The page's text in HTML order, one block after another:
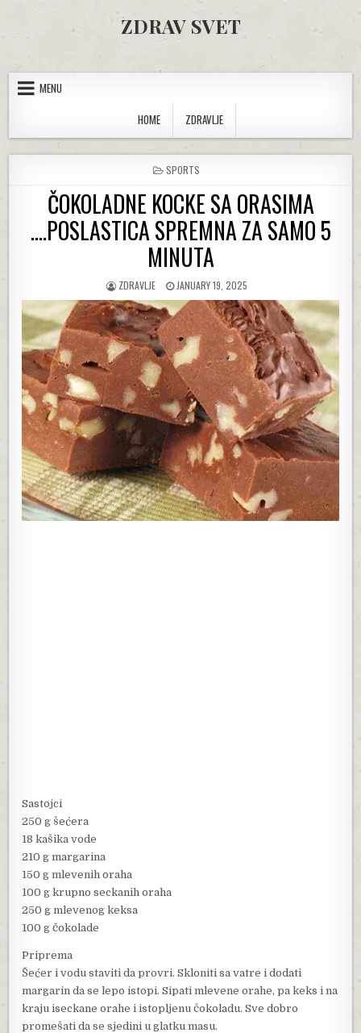
ZDRAV SVET
MENU
HOME
ZDRAVLJE
POSTED IN
SPORTS
ČOKOLADNE KOCKE SA ORASIMA
….POSLASTICA SPREMNA ZA SAMO 5
MINUTA
AUTHOR:
ZDRAVLJE PUBLISHED DATE:
JANUARY 19, 2025
Sastojci
250 g šećera
18 kašika vode
210 g margarina
150 g mlevenih oraha
100 g krupno seckanih oraha
250 g mlevenog keksa
100 g čokolade
Priprema
Šećer i vodu staviti da provri. Skloniti sa vatre i dodati
margarin da se lepo istopi. Sipati mlevene orahe, pa keks i na
kraju iseckane orahe i istopljenu čokoladu. Sve dobro
promešati da se sjedini u glatku masu.